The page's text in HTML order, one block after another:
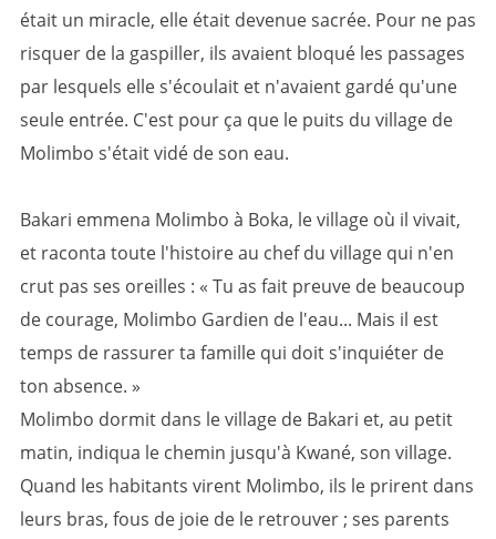
était un miracle, elle était devenue sacrée. Pour ne pas
risquer de la gaspiller, ils avaient bloqué les passages
par lesquels elle s'écoulait et n'avaient gardé qu'une
seule entrée. C'est pour ça que le puits du village de
Molimbo s'était vidé de son eau.
Bakari emmena Molimbo à Boka, le village où il vivait,
et raconta toute l'histoire au chef du village qui n'en
crut pas ses oreilles : « Tu as fait preuve de beaucoup
de courage, Molimbo Gardien de l'eau... Mais il est
temps de rassurer ta famille qui doit s'inquiéter de
ton absence. »
Molimbo dormit dans le village de Bakari et, au petit
matin, indiqua le chemin jusqu'à Kwané, son village.
Quand les habitants virent Molimbo, ils le prirent dans
leurs bras, fous de joie de le retrouver ; ses parents